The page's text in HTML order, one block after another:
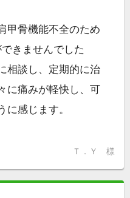
甲骨機能不全のため
きませんでした
相談し、定期的に治
に痛みが軽快し、可
に感じます。
Ｔ．Ｙ 様